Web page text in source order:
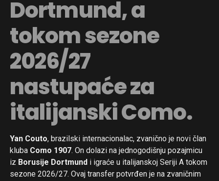
Dortmund, a
tokom sezone
2026/27
nastupaće za
italijanski Como.
Yan Couto, brazilski internacionalac, zvanično je novi član
kluba Como 1907. On dolazi na jednogodišnju pozajmicu
iz Borusije Dortmund i igraće u italijanskoj Seriji A tokom
sezone 2026/27. Ovaj transfer potvrđen je na zvaničnim